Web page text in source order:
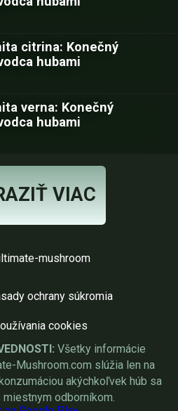
citrina: Konečný
hubami
verna: Konečný
hubami
VIAC
mushroom
ochrany súkromia
cookies
Všetky informácie
Mushroom.com slúžia len na
akýchkoľvek húb sa
odborníkom.